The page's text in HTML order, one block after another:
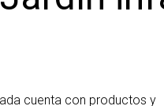
cuenta con productos y